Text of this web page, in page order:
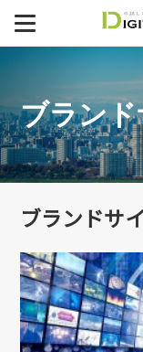
MENU
デジタルマーケテ
制作事例
ECサイト
ブラン
ブランドサ